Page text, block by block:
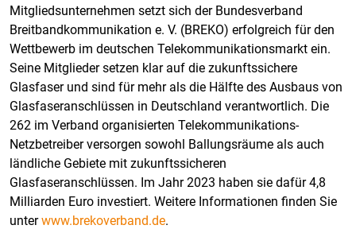
Mitgliedsunternehmen setzt sich der Bundesverband
Breitbandkommunikation e. V. (BREKO) erfolgreich für den
Wettbewerb im deutschen Telekommunikationsmarkt ein.
Seine Mitglieder setzen klar auf die zukunftssichere
Glasfaser und sind für mehr als die Hälfte des Ausbaus von
Glasfaseranschlüssen in Deutschland verantwortlich. Die
262 im Verband organisierten Telekommunikations-
Netzbetreiber versorgen sowohl Ballungsräume als auch
ländliche Gebiete mit zukunftssicheren
Glasfaseranschlüssen. Im Jahr 2023 haben sie dafür 4,8
Milliarden Euro investiert. Weitere Informationen finden Sie
unterwww.brekoverband.de.